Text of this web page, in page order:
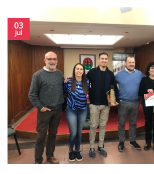
03
Jul